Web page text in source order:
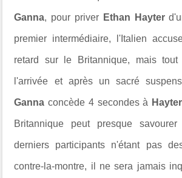
Ganna, pour priver Ethan Hayter
premier intermédiaire, l'Italien
retard sur le Britannique, mais
l'arrivée et après un sacré
Gannaconcède 4 secondes à Hayter
Britannique peut presque
derniers participants n'étant pas
contre-la-montre, il ne sera jamais